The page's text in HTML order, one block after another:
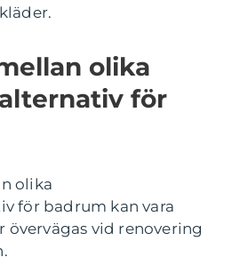
olika
för
olika
för badrum kan vara
övervägas vid renovering